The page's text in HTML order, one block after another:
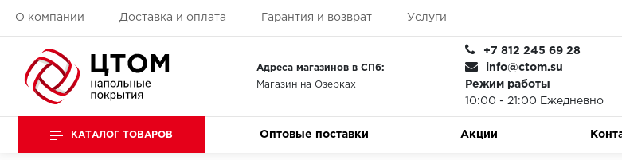
О компании Доставка и оплата Гарантия и возврат Услуги
Адреса магазинов в СПб:
Магазин на Озерках
+7 812 245 69 28
info@ctom.su
Режим работы
10:00 - 21:00 Ежедневно
КАТАЛОГ ТОВАРОВ Оптовые поставки Акции